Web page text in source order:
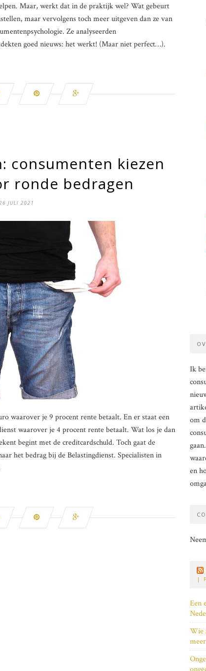
Maar, werkt dat in de praktijk wel? Wat gebeurt
maar vervolgens toch meer uitgeven dan ze van
Ze analyseerden
goed nieuws: het werkt! (Maar niet perfect…).
consumenten kiezen
ronde bedragen
26 JULI 2021
waarover je 9 procent rente betaalt. En er staat een
waarover je 4 procent rente betaalt. Wat los je dan
begint met de creditcardschuld. Toch gaat de
het bedrag bij de Belastingdienst. Specialisten in
Ik
om
en
|
Een
Wie